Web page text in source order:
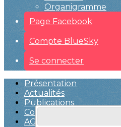
Organigramme
Page Facebook
Compte BlueSky
Se connecter
Présentation
Actualités
Publications
Communiqués de presse
AGENDA